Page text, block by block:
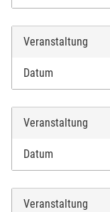
Veranstaltung
Datum
Veranstaltung
Datum
Veranstaltung